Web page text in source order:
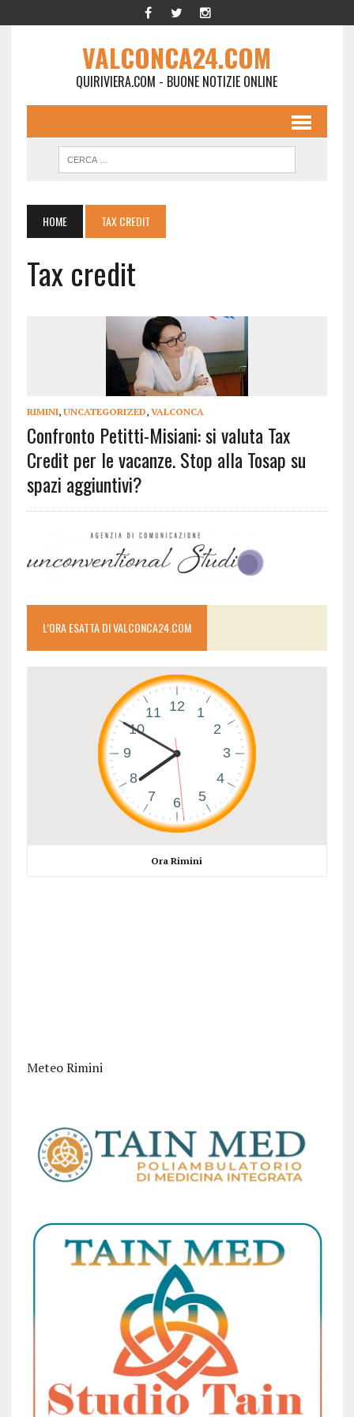
VALCONCA24.COM
QUIRIVIERA.COM - BUONE NOTIZIE ONLINE
HOME TAX CREDIT
Tax credit
RIMINI, UNCATEGORIZED, VALCONCA
Confronto Petitti-Misiani: si valuta Tax
Credit per le vacanze. Stop alla Tosap su
spazi aggiuntivi?
L’ORA ESATTA DI VALCONCA24.COM
Ora Rimini
Meteo Rimini